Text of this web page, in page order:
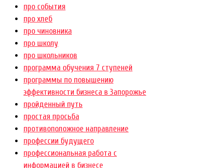
про события
про хлеб
про чиновника
про школу
про школьников
программа обучения 7 ступеней
программы по повышению
эффективности бизнеса в Запорожье
пройденный путь
простая просьба
противоположное направление
профессии будущего
профессиональная работа с
информацией в бизнесе